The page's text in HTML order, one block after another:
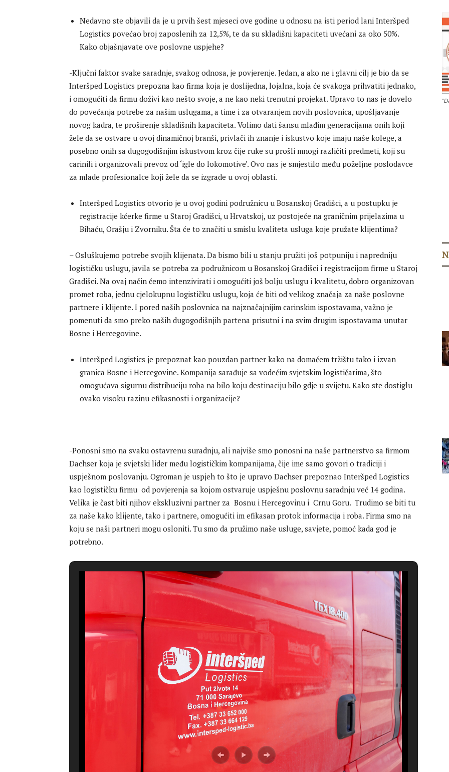
Nedavno ste objavili da je u prvih šest mjeseci ove godine u odnosu na isti period lani Interšped
Logistics povećao broj zaposlenih za 12,5%, te da su skladišni kapaciteti uvećani za oko 50%.
Kako objašnjavate ove poslovne uspjehe?
-Ključni faktor svake saradnje, svakog odnosa, je povjerenje. Jedan, a ako ne i glavni cilj je bio da se
Interšped Logistics prepozna kao firma koja je doslijedna, lojalna, koja će svakoga prihvatiti jednako,
i omogućiti da firmu doživi kao nešto svoje, a ne kao neki trenutni projekat. Upravo to nas je dovelo
do povećanja potrebe za našim uslugama, a time i za otvaranjem novih poslovnica, upošljavanje
novog kadra, te proširenje skladišnih kapaciteta. Volimo dati šansu mlađim generacijama onih koji
žele da se ostvare u ovoj dinamičnoj branši, privlači ih znanje i iskustvo koje imaju naše kolege, a
posebno onih sa dugogodišnjim iskustvom kroz čije ruke su prošli mnogi različiti predmeti, koji su
carinili i organizovali prevoz od ‘igle do lokomotive’. Ovo nas je smjestilo među poželjne poslodavce
za mlade profesionalce koji žele da se izgrade u ovoj oblasti.
Interšped Logistics otvorio je u ovoj godini podružnicu u Bosanskoj Gradišci, a u postupku je
registracije kćerke firme u Staroj Gradišci, u Hrvatskoj, uz postojeće na graničnim prijelazima u
Bihaću, Orašju i Zvorniku. Šta će to značiti u smislu kvaliteta usluga koje pružate klijentima?
– Osluškujemo potrebe svojih klijenata. Da bismo bili u stanju pružiti još potpuniju i napredniju
logističku uslugu, javila se potreba za podružnicom u Bosanskoj Gradišci i registracijom firme u Staroj
Gradišci. Na ovaj način ćemo intenzivirati i omogućiti još bolju uslugu i kvalitetu, dobro organizovan
promet roba, jednu cjelokupnu logističku uslugu, koja će biti od velikog značaja za naše poslovne
partnere i klijente. I pored naših poslovnica na najznačajnijim carinskim ispostavama, važno je
pomenuti da smo preko naših dugogodišnjih partena prisutni i na svim drugim ispostavama unutar
Bosne i Hercegovine.
Interšped Logistics je prepoznat kao pouzdan partner kako na domaćem tržištu tako i izvan
granica Bosne i Hercegovine. Kompanija sarađuje sa vodećim svjetskim logističarima, što
omogućava sigurnu distribuciju roba na bilo koju destinaciju bilo gdje u svijetu. Kako ste dostiglu
ovako visoku razinu efikasnosti i organizacije?
-Ponosni smo na svaku ostavrenu suradnju, ali najviše smo ponosni na naše partnerstvo sa firmom
Dachser koja je svjetski lider među logističkim kompanijama, čije ime samo govori o tradiciji i
uspješnom poslovanju. Ogroman je uspjeh to što je upravo Dachser prepoznao Interšped Logistics
kao logističku firmu od povjerenja sa kojom ostvaruje uspješnu poslovnu saradnju već 14 godina.
Velika je čast biti njihov ekskluzivni partner za Bosnu i Hercegovinu i Crnu Goru. Trudimo se biti tu
za naše kako klijente, tako i partnere, omogućiti im efikasan protok informacija i roba. Firma smo na
koju se naši partneri mogu osloniti. Tu smo da pružimo naše usluge, savjete, pomoć kada god je
potrebno.